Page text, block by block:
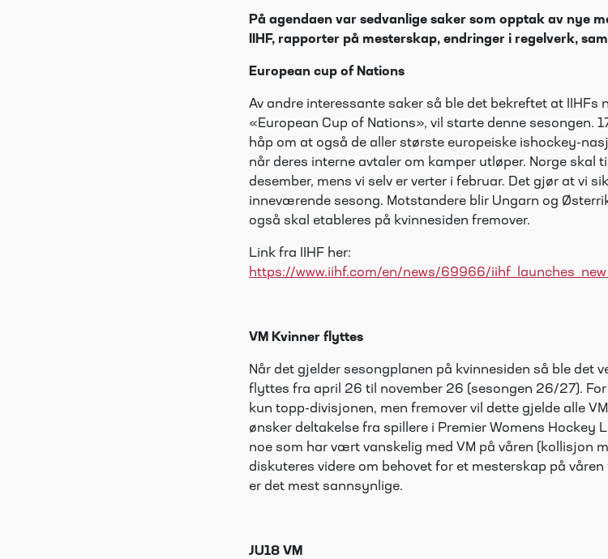
På agendaen var sedvanlige saker som opptak av nye
IIHF, rapporter på mesterskap, endringer i regelverk,
European cup of Nations
Av andre interessante saker så ble det bekreftet at
«European Cup of Nations», vil starte denne sesongen.
håp om at også de aller største europeiske ishockey-
når deres interne avtaler om kamper utløper. Norge skal
desember, mens vi selv er verter i februar. Det gjør at vi
inneværende sesong. Motstandere blir Ungarn og
også skal etableres på kvinnesiden fremover.
Link fra IIHF her:
https://www.iihf.com/en/news/69966/
VM Kvinner flyttes
Når det gjelder sesongplanen på kvinnesiden så ble det
flyttes fra april 26 til november 26 (sesongen 26/27).
kun topp-divisjonen, men fremover vil dette gjelde alle
ønsker deltakelse fra spillere i Premier Womens Hockey
noe som har vært vanskelig med VM på våren (kollisjon
diskuteres videre om behovet for et mesterskap på
er det mest sannsynlige.
JU18 VM